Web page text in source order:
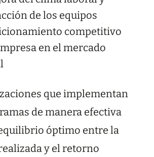
de los equipos
competitivo
en el mercado
que implementan
de manera efectiva
óptimo entre la
y el retorno